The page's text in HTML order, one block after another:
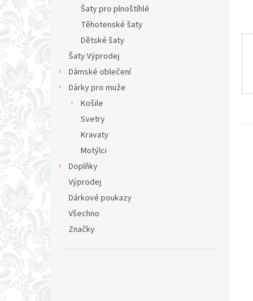
Šaty pro plnoštíhlé
Těhotenské šaty
Dětské šaty
Šaty Výprodej
Dámské oblečení
Dárky pro muže
Košile
Svetry
Kravaty
Motýlci
Doplňky
Výprodej
Dárkové poukazy
Všechno
Značky